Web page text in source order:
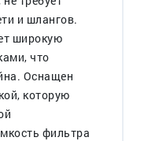
и шлангов.
широкую
что
Оснащен
которую
фильтра